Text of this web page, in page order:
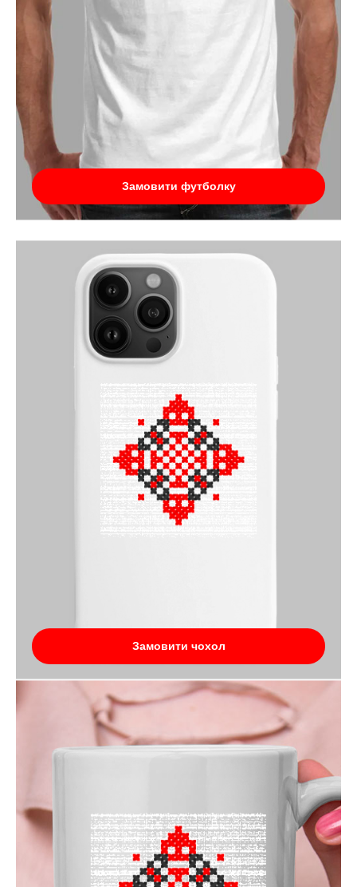
Замовити футболку
Замовити чохол